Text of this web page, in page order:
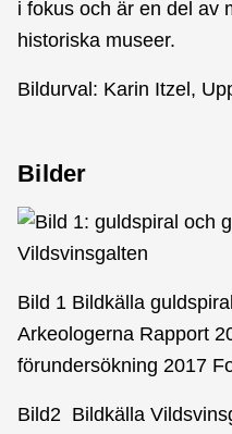
i fokus och är en del av
historiska museer.
Bildurval: Karin Itzel,
Bilder
Bild 1 Bildkälla
Arkeologerna Rapport
förundersökning 2017
Bild2 Bildkälla